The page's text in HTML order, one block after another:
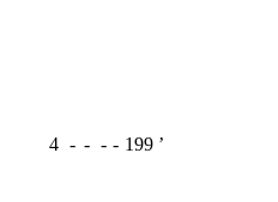
4 - - - - 199 ʼ